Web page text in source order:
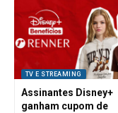
TV E STREAMING
Assinantes Disney+
ganham cupom de